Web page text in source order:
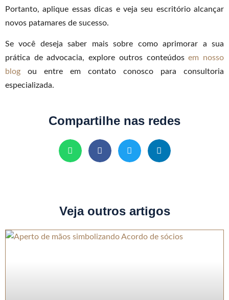
Portanto, aplique essas dicas e veja seu escritório alcançar
novos patamares de sucesso.
Se você deseja saber mais sobre como aprimorar a sua
prática de advocacia, explore outros conteúdosem nosso
blog ou entre em contato conosco para consultoria
especializada.
Compartilhe nas redes
Veja outros artigos